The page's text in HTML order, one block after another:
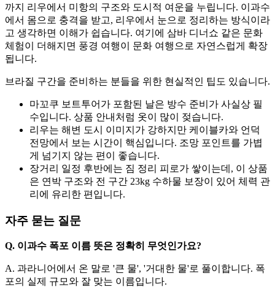
까지 리우에서 미항의 구조와 도시적 여운을 누립니다. 이과수
에서 몸으로 충격을 받고, 리우에서 눈으로 정리하는 방식이라
고 생각하면 이해가 쉽습니다. 여기에 삼바 디너쇼 같은 문화
체험이 더해지면 풍경 여행이 문화 여행으로 자연스럽게 확장
됩니다.
브라질 구간을 준비하는 분들을 위한 현실적인 팁도 있습니다.
마꼬쿠 보트투어가 포함된 날은 방수 준비가 사실상 필
수입니다. 상품 안내처럼 옷이 많이 젖습니다.
리우는 해변 도시 이미지가 강하지만 케이블카와 언덕
전망에서 보는 시간이 핵심입니다. 조망 포인트를 가볍
게 넘기지 않는 편이 좋습니다.
장거리 일정 후반에는 짐 정리 피로가 쌓이는데, 이 상품
은 연박 구조와 전 구간 23kg 수하물 보장이 있어 체력 관
리에 유리한 편입니다.
자주 묻는 질문
Q. 이과수 폭포 이름 뜻은 정확히 무엇인가요?
A. 과라니어에서 온 말로 '큰 물', '거대한 물'로 풀이합니다. 폭
포의 실제 규모와 잘 맞는 이름입니다.